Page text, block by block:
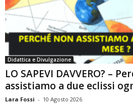
Didattica e Divulgazione
LO SAPEVI DAVVERO? –
assistiamo a due eclissi
Lara Fossi - 10 Agosto 2026